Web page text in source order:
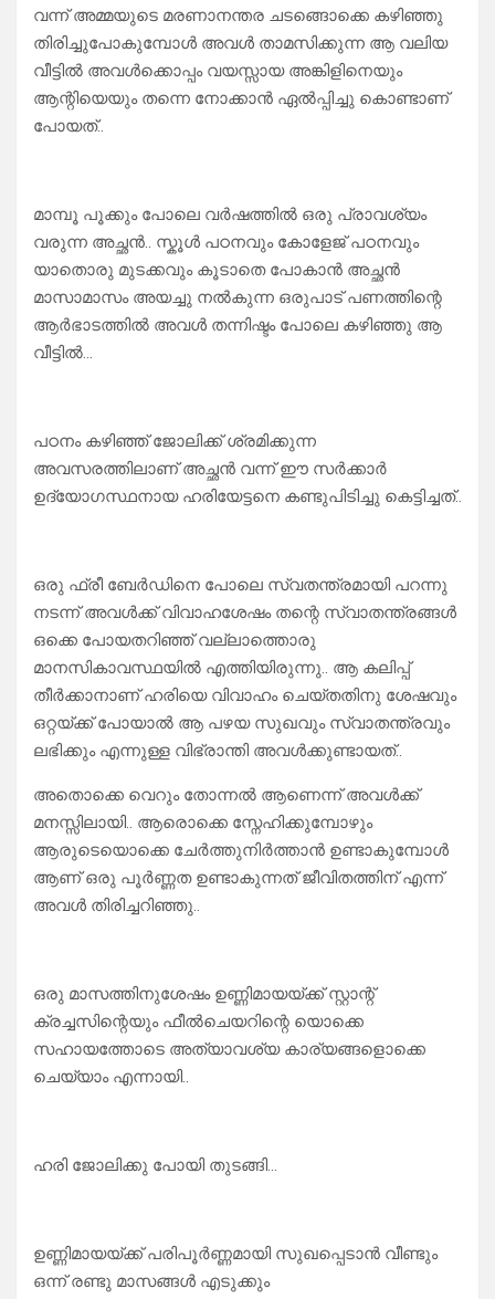
വന്ന് അമ്മയുടെ മരണാനന്തര ചടങ്ങൊക്കെ കഴിഞ്ഞു
തിരിച്ചുപോകുമ്പോൾ അവൾ താമസിക്കുന്ന ആ വലിയ
വീട്ടിൽ അവൾക്കൊപ്പം വയസ്സായ അങ്കിളിനെയും
ആന്റിയെയും തന്നെ നോക്കാൻ ഏൽപ്പിച്ചു കൊണ്ടാണ്
പോയത്..
മാമ്പൂ പൂക്കും പോലെ വർഷത്തിൽ ഒരു പ്രാവശ്യം
വരുന്ന അച്ഛൻ.. സ്കൂൾ പഠനവും കോളേജ് പഠനവും
യാതൊരു മുടക്കവും കൂടാതെ പോകാൻ അച്ഛൻ
മാസാമാസം അയച്ചു നൽകുന്ന ഒരുപാട് പണത്തിന്റെ
ആർഭാടത്തിൽ അവൾ തന്നിഷ്ടം പോലെ കഴിഞ്ഞു ആ
വീട്ടിൽ…
പഠനം കഴിഞ്ഞ് ജോലിക്ക് ശ്രമിക്കുന്ന
അവസരത്തിലാണ് അച്ഛൻ വന്ന് ഈ സർക്കാർ
ഉദ്യോഗസ്ഥനായ ഹരിയേട്ടനെ കണ്ടുപിടിച്ചു കെട്ടിച്ചത്..
ഒരു ഫ്രീ ബേർഡിനെ പോലെ സ്വതന്ത്രമായി പറന്നു
നടന്ന് അവൾക്ക് വിവാഹശേഷം തന്റെ സ്വാതന്ത്രങ്ങൾ
ഒക്കെ പോയതറിഞ്ഞ് വല്ലാത്തൊരു
മാനസികാവസ്ഥയിൽ എത്തിയിരുന്നു.. ആ കലിപ്പ്
തീർക്കാനാണ് ഹരിയെ വിവാഹം ചെയ്തതിനു ശേഷവും
ഒറ്റയ്ക്ക് പോയാൽ ആ പഴയ സുഖവും സ്വാതന്ത്രവും
ലഭിക്കും എന്നുള്ള വിഭ്രാന്തി അവൾക്കുണ്ടായത്..
അതൊക്കെ വെറും തോന്നൽ ആണെന്ന് അവൾക്ക്
മനസ്സിലായി.. ആരൊക്കെ സ്നേഹിക്കുമ്പോഴും
ആരുടെയൊക്കെ ചേർത്തുനിർത്താൻ ഉണ്ടാകുമ്പോൾ
ആണ് ഒരു പൂർണ്ണത ഉണ്ടാകുന്നത് ജീവിതത്തിന് എന്ന്
അവൾ തിരിച്ചറിഞ്ഞു..
ഒരു മാസത്തിനുശേഷം ഉണ്ണിമായയ്ക്ക് സ്റ്റാന്റ്
ക്രച്ചസിന്റെയും ഫീൽചെയറിന്റെ യൊക്കെ
സഹായത്തോടെ അത്യാവശ്യ കാര്യങ്ങളൊക്കെ
ചെയ്യാം എന്നായി..
ഹരി ജോലിക്കു പോയി തുടങ്ങി…
ഉണ്ണിമായയ്ക്ക് പരിപൂർണ്ണമായി സുഖപ്പെടാൻ വീണ്ടും
ഒന്ന് രണ്ടു മാസങ്ങൾ എടുക്കും